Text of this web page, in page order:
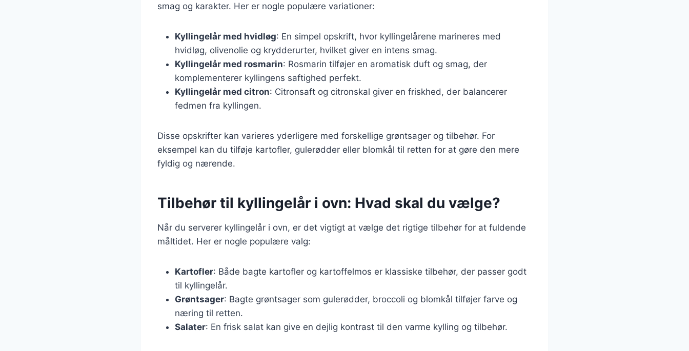
smag og karakter. Her er nogle populære variationer:
Kyllingelår med hvidløg: En simpel opskrift, hvor kyllingelårene marineres med
hvidløg, olivenolie og krydderurter, hvilket giver en intens smag.
Kyllingelår med rosmarin: Rosmarin tilføjer en aromatisk duft og smag, der
komplementerer kyllingens saftighed perfekt.
Kyllingelår med citron: Citronsaft og citronskal giver en friskhed, der balancerer
fedmen fra kyllingen.
Disse opskrifter kan varieres yderligere med forskellige grøntsager og tilbehør. For
eksempel kan du tilføje kartofler, gulerødder eller blomkål til retten for at gøre den mere
fyldig og nærende.
Tilbehør til kyllingelår i ovn: Hvad skal du vælge?
Når du serverer kyllingelår i ovn, er det vigtigt at vælge det rigtige tilbehør for at fuldende
måltidet. Her er nogle populære valg:
Kartofler: Både bagte kartofler og kartoffelmos er klassiske tilbehør, der passer godt
til kyllingelår.
Grøntsager: Bagte grøntsager som gulerødder, broccoli og blomkål tilføjer farve og
næring til retten.
Salater: En frisk salat kan give en dejlig kontrast til den varme kylling og tilbehør.